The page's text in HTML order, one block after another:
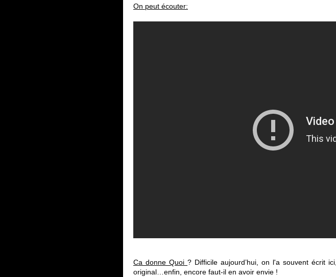
On peut écouter:
Ca donne Quoi? Difficile aujourd’hui, on l'a souvent écrit
original…enfin, encore faut-il en avoir envie !